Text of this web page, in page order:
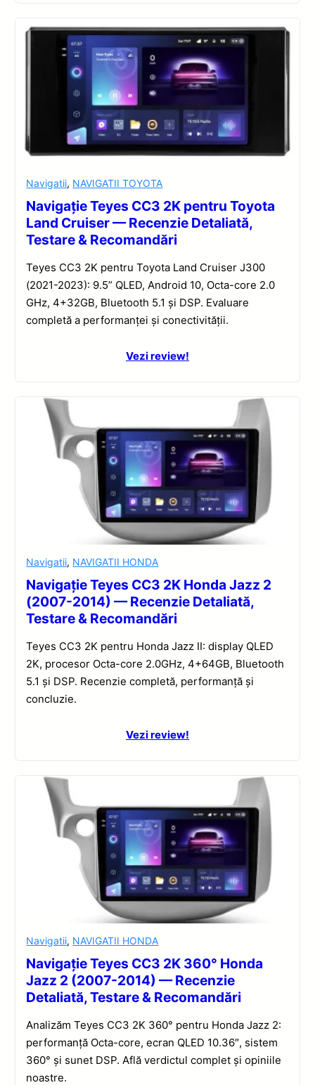
Navigatii, NAVIGATII TOYOTA
Navigație Teyes CC3 2K pentru Toyota
Land Cruiser — Recenzie Detaliată,
Testare & Recomandări
Teyes CC3 2K pentru Toyota Land Cruiser J300
(2021-2023): 9.5” QLED, Android 10, Octa-core 2.0
GHz, 4+32GB, Bluetooth 5.1 și DSP. Evaluare
completă a performanței și conectivității.
Vezi review!
Navigatii, NAVIGATII HONDA
Navigație Teyes CC3 2K Honda Jazz 2
(2007-2014) — Recenzie Detaliată,
Testare & Recomandări
Teyes CC3 2K pentru Honda Jazz II: display QLED
2K, procesor Octa-core 2.0GHz, 4+64GB, Bluetooth
5.1 și DSP. Recenzie completă, performanță și
concluzie.
Vezi review!
Navigatii, NAVIGATII HONDA
Navigație Teyes CC3 2K 360° Honda
Jazz 2 (2007-2014) — Recenzie
Detaliată, Testare & Recomandări
Analizăm Teyes CC3 2K 360° pentru Honda Jazz 2:
performanță Octa-core, ecran QLED 10.36″, sistem
360° și sunet DSP. Află verdictul complet și opiniile
noastre.